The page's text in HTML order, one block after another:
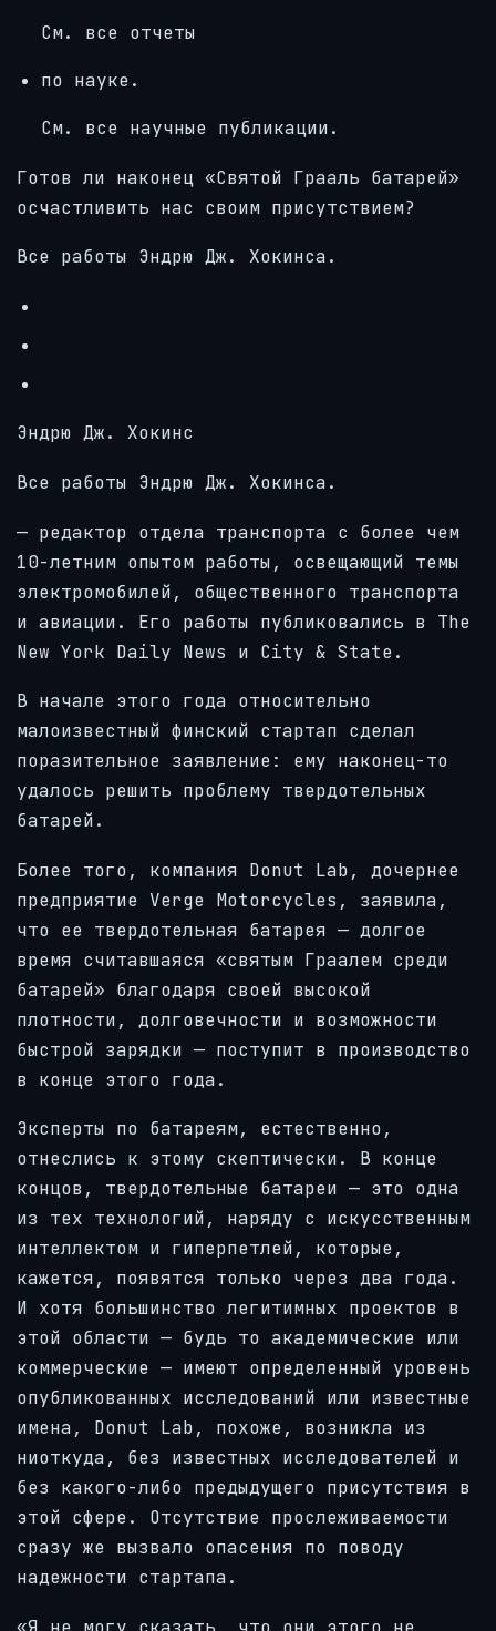
См. все отчеты
по науке.
См. все научные публикации.
Готов ли наконец «Святой Грааль батарей»
осчастливить нас своим присутствием?
Все работы Эндрю Дж. Хокинса.
Эндрю Дж. Хокинс
Все работы Эндрю Дж. Хокинса.
— редактор отдела транспорта с более чем
10-летним опытом работы, освещающий темы
электромобилей, общественного транспорта
и авиации. Его работы публиковались в The
New York Daily News и City & State.
В начале этого года относительно
малоизвестный финский стартап сделал
поразительное заявление: ему наконец-то
удалось решить проблему твердотельных
батарей.
Более того, компания Donut Lab, дочернее
предприятие Verge Motorcycles, заявила,
что ее твердотельная батарея — долгое
время считавшаяся «святым Граалем среди
батарей» благодаря своей высокой
плотности, долговечности и возможности
быстрой зарядки — поступит в производство
в конце этого года.
Эксперты по батареям, естественно,
отнеслись к этому скептически. В конце
концов, твердотельные батареи — это одна
из тех технологий, наряду с искусственным
интеллектом и гиперпетлей, которые,
кажется, появятся только через два года.
И хотя большинство легитимных проектов в
этой области — будь то академические или
коммерческие — имеют определенный уровень
опубликованных исследований или известные
имена, Donut Lab, похоже, возникла из
ниоткуда, без известных исследователей и
без какого-либо предыдущего присутствия в
этой сфере. Отсутствие прослеживаемости
сразу же вызвало опасения по поводу
надежности стартапа.